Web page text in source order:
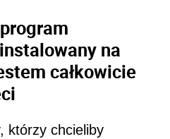
na
całkowicie
którzy chcieliby